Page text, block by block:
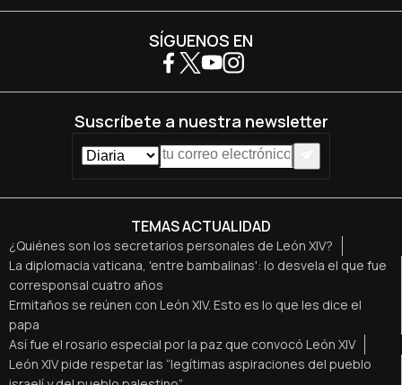
TEMAS ACTUALIDAD
¿Quiénes son los secretarios personales de León XIV?
La diplomacia vaticana, 'entre bambalinas': lo desvela el que fue
corresponsal cuatro años
Ermitaños se reúnen con León XIV. Esto es lo que les dice el
papa
Así fue el rosario especial por la paz que convocó León XIV
León XIV pide respetar las “legítimas aspiraciones del pueblo
SÍGUENOS EN
Suscríbete a nuestra newsletter